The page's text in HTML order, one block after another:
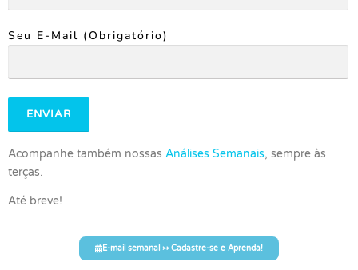
Seu E-Mail (obrigatório)
Acompanhe também nossas Análises Semanais, sempre às
terças.
Até breve!
E-mail semanal ↣ Cadastre-se e Aprenda!